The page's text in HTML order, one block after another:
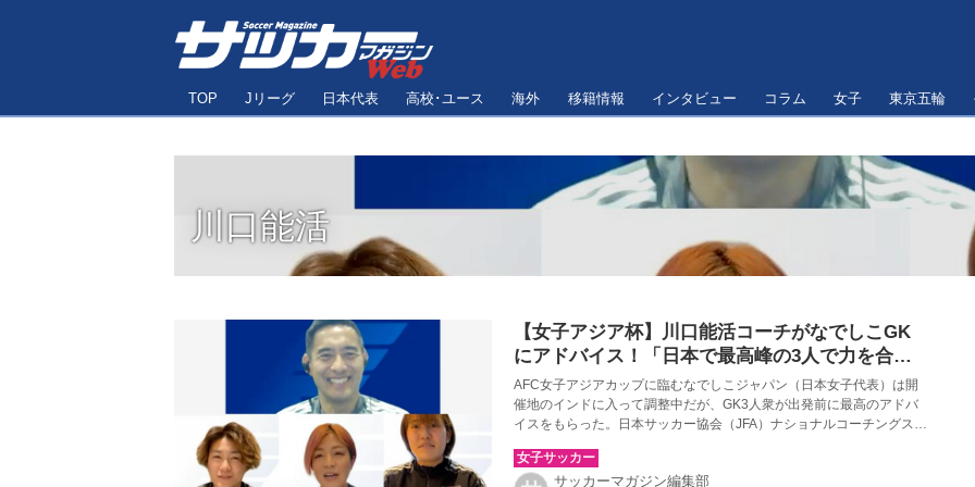
TOP Jリーグ 日本代表 高校･ユース 海外 移籍情報 インタビュー コラム 女子 東京五輪
川口能活
【女子アジア杯】川口能活コーチがなでしこGK
にアドバイス！「日本で最高峰の3人で力を合わ
せて日本のゴールを守って」
AFC女子アジアカップに臨むなでしこジャパン（日本女子代表）は開
催地のインドに入って調整中だが、GK3人衆が出発前に最高のアドバ
イスをもらった。日本サッカー協会（JFA）ナショナルコーチングスタ
方」とは？
サッカーマガジン編集部